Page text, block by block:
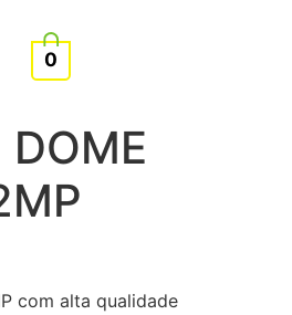
0
com alta qualidade